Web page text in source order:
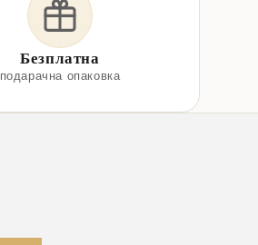
Безплатна
подарачна опаковка